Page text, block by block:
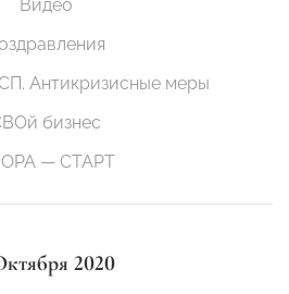
Видео
Антикризисные меры
бизнес
— СТАРТ
2020